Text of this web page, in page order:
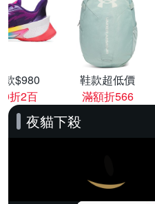
款$980
折2百
鞋款超低價
滿額折566
夜貓下殺